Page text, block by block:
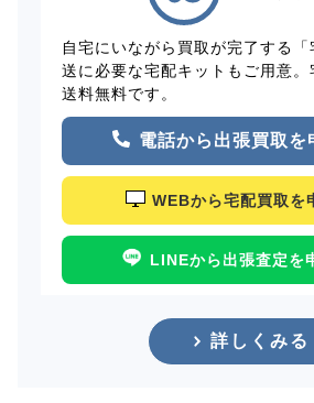
自宅にいながら買取が完了する
送に必要な宅配キットもご用意
送料無料です。
電話から出張買取を
WEBから宅配買取を
LINEから出張査定を
詳しくみる